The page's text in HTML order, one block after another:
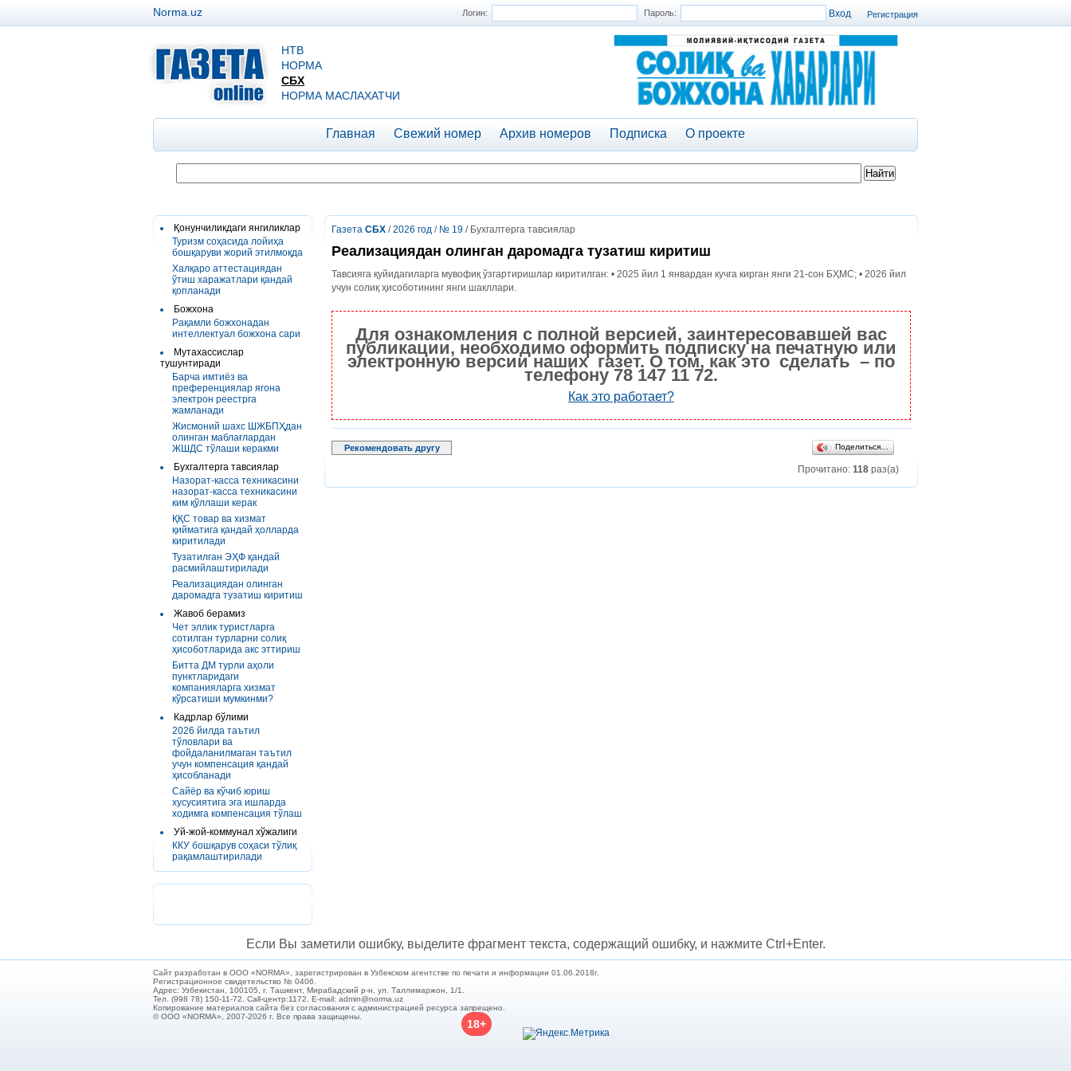
Регистрация
Логин: Пароль:
Norma.uz
НТВ
НОРМА
СБХ
НОРМА МАСЛАХАТЧИ
Главная Свежий номер Архив номеров Подписка О проекте
Қонунчиликдаги янгиликлар
Туризм соҳасида лойиҳа
бошқаруви жорий этилмоқда
Халқаро аттестациядан
ўтиш харажатлари қандай
қопланади
Божхона
Рақамли божхонадан
интеллектуал божхона сари
Мутахассислар
тушунтиради
Барча имтиёз ва
преференциялар ягона
электрон реестрга
жамланади
Жисмоний шахс ШЖБПҲдан
олинган маблағлардан
ЖШДС тўлаши керакми
Бухгалтерга тавсиялар
Назорат-касса техникасини
назорат-касса техникасини
ким қўллаши керак
ҚҚС товар ва хизмат
қийматига қандай ҳолларда
киритилади
Тузатилган ЭҲФ қандай
расмийлаштирилади
Реализациядан олинган
даромадга тузатиш киритиш
Жавоб берамиз
Чет эллик туристларга
сотилган турларни солиқ
ҳисоботларида акс эттириш
Битта ДМ турли аҳоли
пунктларидаги
компанияларга хизмат
кўрсатиши мумкинми?
Кадрлар бўлими
2026 йилда таътил
тўловлари ва
фойдаланилмаган таътил
учун компенсация қандай
ҳисобланади
Сайёр ва кўчиб юриш
хусусиятига эга ишларда
ходимга компенсация тўлаш
Уй-жой-коммунал хўжалиги
ККУ бошқарув соҳаси тўлиқ
рақамлаштирилади
Газета СБХ /2026 год / № 19 / Бухгалтерга тавсиялар
Реализациядан олинган даромадга тузатиш киритиш
Тавсияга қуйидагиларга мувофиқ ўзгартиришлар киритилган: • 2025 йил 1 январдан кучга кирган янги 21-сон БҲМС; • 2026 йил
учун солиқ ҳисоботининг янги шакллари.
Для ознакомления с полной версией, заинтересовавшей вас
публикации, необходимо оформить подписку на печатную или
электронную версии наших газет. О том, как это сделать – по
телефону 78 147 11 72.
Как это работает?
Рекомендовать другу Поделиться…
Прочитано: 118 раз(а)
Если Вы заметили ошибку, выделите фрагмент текста, содержащий ошибку, и нажмите Ctrl+Enter.
Сайт разработан в ООО «NORMA», зарегистрирован в Узбекском агентстве по печати и информации 01.06.2018г.
Регистрационное свидетельство № 0406.
Адрес: Узбекистан, 100105, г. Ташкент, Мирабадский р-н, ул. Таллимаржон, 1/1.
Тел. (998 78) 150-11-72. Call-центр:1172. E-mail: admin@norma.uz
Копирование материалов сайта без согласования с администрацией ресурса запрещено.
© ООО «NORMA», 2007-2026 г. Все права защищены.
18+